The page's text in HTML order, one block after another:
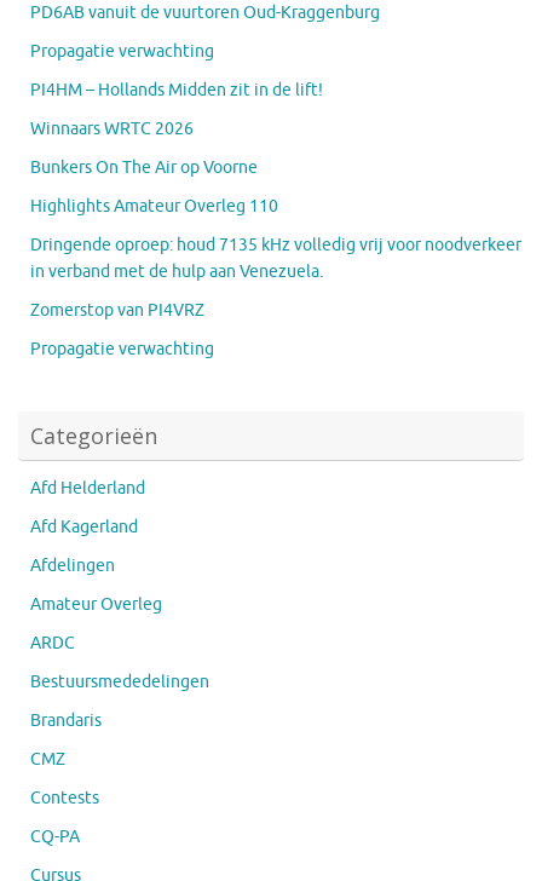
PD6AB vanuit de vuurtoren Oud-Kraggenburg
Propagatie verwachting
PI4HM – Hollands Midden zit in de lift!
Winnaars WRTC 2026
Bunkers On The Air op Voorne
Highlights Amateur Overleg 110
Dringende oproep: houd 7135 kHz volledig vrij voor noodverkeer
in verband met de hulp aan Venezuela.
Zomerstop van PI4VRZ
Propagatie verwachting
Categorieën
Afd Helderland
Afd Kagerland
Afdelingen
Amateur Overleg
ARDC
Bestuursmededelingen
Brandaris
CMZ
Contests
CQ-PA
Cursus